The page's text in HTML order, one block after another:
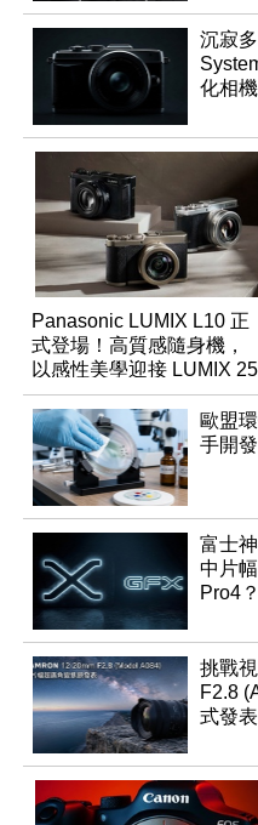
沉寂
化相機
Panasonic LUMIX L10 正
式登場！高質感隨身機，
以感性美學迎接 LUMIX 25
週年
歐盟
手開
富士
中片
Pro4？
挑戰
F2.8
式發表